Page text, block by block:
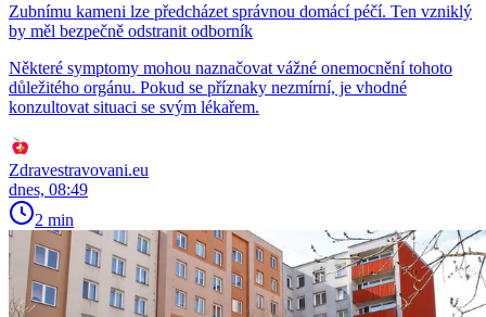
Zubnímu kameni lze předcházet správnou domácí péčí. Ten vzniklý
by měl bezpečně odstranit odborník
Některé symptomy mohou naznačovat vážné onemocnění tohoto
důležitého orgánu. Pokud se příznaky nezmírní, je vhodné
konzultovat situaci se svým lékařem.
Zdravestravovani.eu
dnes, 08:49
2 min